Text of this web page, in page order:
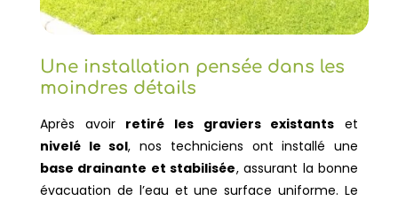
Une installation pensée dans les
moindres détails
Après avoir retiré les graviers existants et
nivelé le sol, nos techniciens ont installé une
base drainante et stabilisée, assurant la bonne
évacuation de l’eau et une surface uniforme. Le